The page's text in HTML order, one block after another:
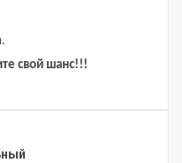
свой шанс!!!